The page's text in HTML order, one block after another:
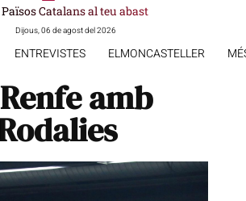
Catalans al teu abast
Dijous, 06 de agost del 2026
ENTREVISTES ELMONCASTELLER
amb